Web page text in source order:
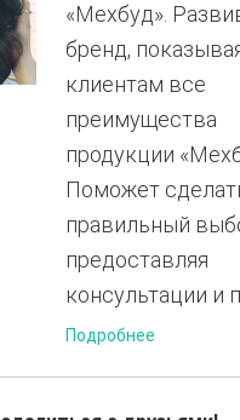
«Мехбуд».
бренд,
клиентам все
преимущества
продукции
Поможет
правильный
предоставляя
консультации и
Подробнее